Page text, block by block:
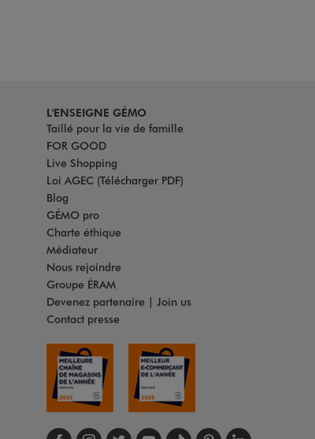
L'ENSEIGNE GÉMO
Taillé pour la vie de famille
FOR GOOD
Live Shopping
Loi AGEC (Télécharger PDF)
Blog
GÉMO pro
Charte éthique
Médiateur
Nous rejoindre
Groupe ÉRAM
Devenez partenaire | Join us
Contact presse